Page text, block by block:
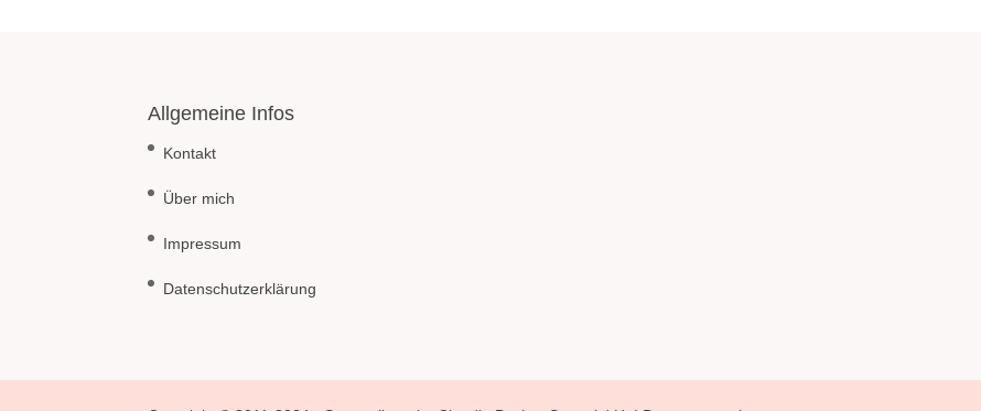
Allgemeine Infos
Kontakt
Über mich
Impressum
Datenschutzerklärung